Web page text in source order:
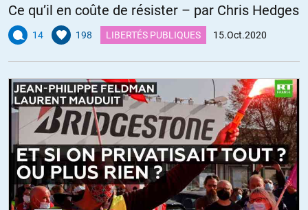
Ce qu’il en coûte de résister – par Chris Hedges
14 198 LIBERTÉS PUBLIQUES 15.Oct.2020